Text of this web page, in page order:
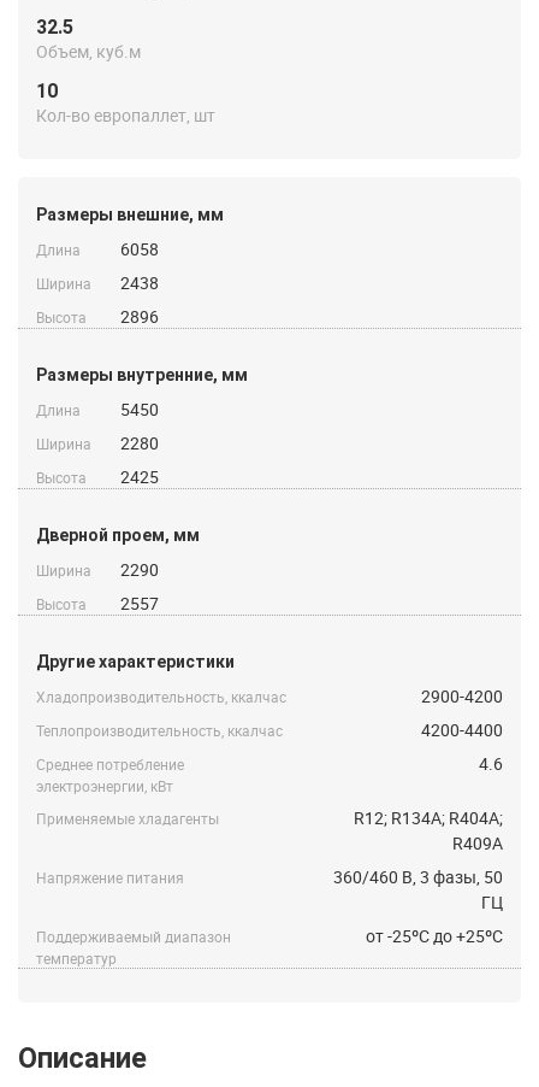
32.5
Объем, куб.м
10
Кол-во европаллет, шт
Размеры внешние, мм
Длина
6058
Ширина 2438
Высота 2896
Размеры внутренние, мм
Длина
5450
Ширина 2280
Высота 2425
Дверной проем, мм
Ширина
2290
Высота 2557
Другие характеристики
Хладопроизводительность, ккалчас
2900-4200
Теплопроизводительность, ккалчас 4200-4400
Среднее потребление
электроэнергии, кВт
4.6
Применяемые хладагенты
R12; R134A; R404A;
R409A
Напряжение питания
360/460 B, 3 фазы, 50
ГЦ
Поддерживаемый диапазон
температур
от -25ºС до +25ºС
Описание